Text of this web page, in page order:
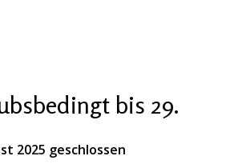
bis 29.
2025 geschlossen